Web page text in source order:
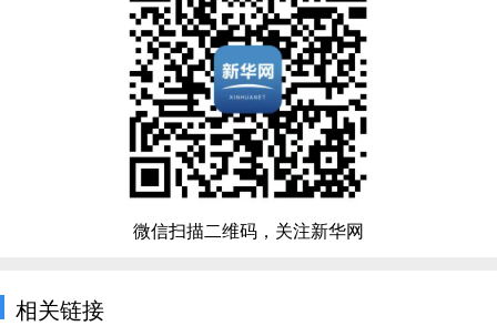
微信扫描二维码，关注新华网
相关链接